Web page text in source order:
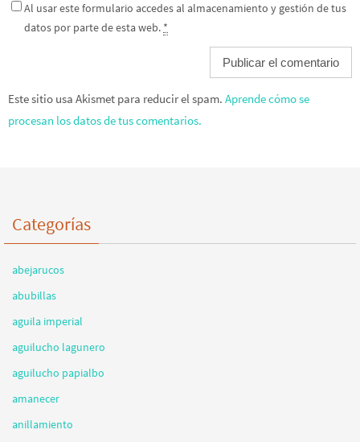
Al usar este formulario accedes al almacenamiento y gestión de tus
datos por parte de esta web. *
Este sitio usa Akismet para reducir el spam. Aprende cómo se
procesan los datos de tus comentarios.
Categorías
abejarucos
abubillas
aguila imperial
aguilucho lagunero
aguilucho papialbo
amanecer
anillamiento